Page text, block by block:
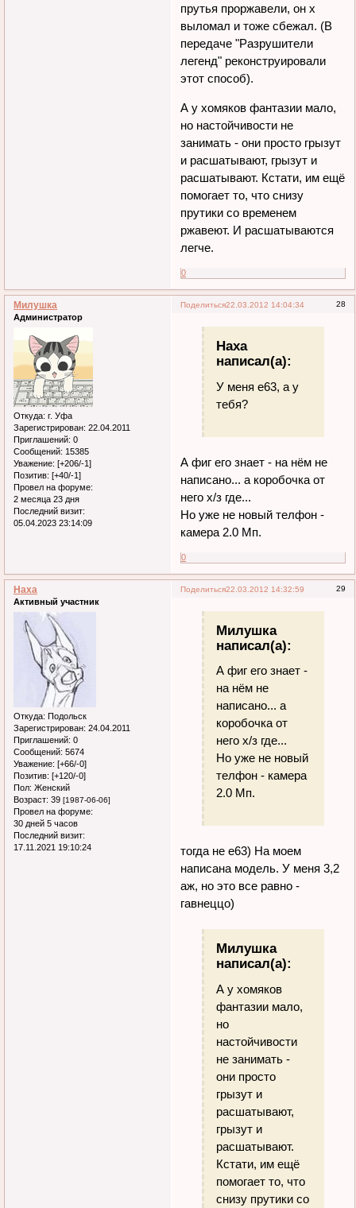
прутья проржавели, он х
выломал и тоже сбежал. (В
передаче "Разрушители
легенд" реконструировали
этот способ).
А у хомяков фантазии мало,
но настойчивости не
занимать - они просто грызут
и расшатывают, грызут и
расшатывают. Кстати, им ещё
помогает то, что снизу
прутики со временем
ржавеют. И расшатываются
легче.
0
Поделиться 28
22.03.2012 14:04:34
Милушка
Администратор
Откуда: г. Уфа
Зарегистрирован: 22.04.2011
Приглашений: 0
Сообщений: 15385
Уважение: [+206/-1]
Позитив: [+40/-1]
Провел на форуме:
2 месяца 23 дня
Последний визит:
05.04.2023 23:14:09
Наха
написал(а):
У меня е63, а у
тебя?
А фиг его знает - на нём не
написано... а коробочка от
него х/з где...
Но уже не новый телфон -
камера 2.0 Мп.
0
Поделиться 29
22.03.2012 14:32:59
Наха
Активный участник
Откуда: Подольск
Зарегистрирован: 24.04.2011
Приглашений: 0
Сообщений: 5674
Уважение: [+66/-0]
Позитив: [+120/-0]
Пол: Женский
Возраст: 39 [1987-06-06]
Провел на форуме:
30 дней 5 часов
Последний визит:
17.11.2021 19:10:24
Милушка
написал(а):
А фиг его знает -
на нём не
написано... а
коробочка от
него х/з где...
Но уже не новый
телфон - камера
2.0 Мп.
тогда не е63) На моем
написана модель. У меня 3,2
аж, но это все равно -
гавнеццо)
Милушка
написал(а):
А у хомяков
фантазии мало,
но
настойчивости
не занимать -
они просто
грызут и
расшатывают,
грызут и
расшатывают.
Кстати, им ещё
помогает то, что
снизу прутики со